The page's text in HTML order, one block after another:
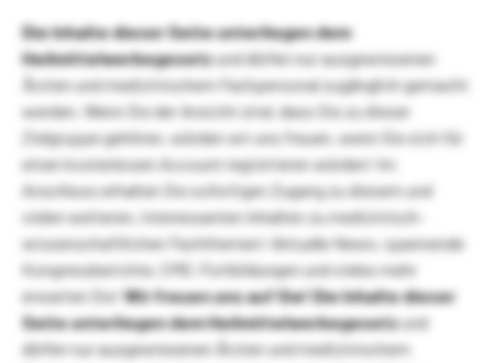
Die Inhalte dieser Seite unterliegen dem
Heilmittelwerbegesetzund dürfen nur ausgewiesenen
Ärzten und medizinischem Fachpersonal zugänglich gemacht
werden. Wenn Sie der Ansicht sind, dass Sie zu dieser
Zielgruppe gehören, würden wir uns freuen, wenn Sie sich für
einen kostenlosen Account registrieren würden! Im
Anschluss erhalten Sie sofortigen Zugang zu diesem und
vielen weiteren, interessanten Inhalten zu medizinisch-
wissenschaftlichen Fachthemen! Aktuelle News, spannende
Kongressberichte, CME-Fortbildungen und vieles mehr
erwarten Sie!Wir freuen uns auf Sie!Die Inhalte dieser
Seite unterliegen dem Heilmittelwerbegesetzund
dürfen nur ausgewiesenen Ärzten und medizinischem